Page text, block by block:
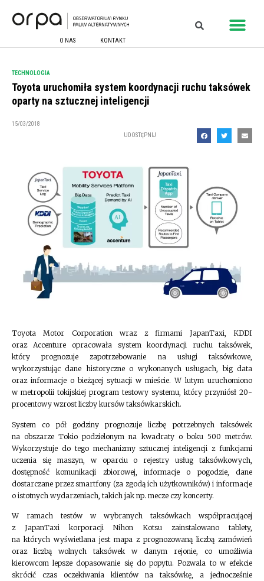
O NAS KONTAKT
TECHNOLOGIA
Toyota uruchomiła system koordynacji ruchu taksówek
oparty na sztucznej inteligencji
15/03/2018
UDOSTĘPNIJ
Toyota Motor Corporation wraz z firmami JapanTaxi, KDDI
oraz Accenture opracowała system koordynacji ruchu taksówek,
który prognozuje zapotrzebowanie na usługi taksówkowe,
wykorzystując dane historyczne o wykonanych usługach, big data
oraz informacje o bieżącej sytuacji w mieście. W lutym uruchomiono
w metropolii tokijskiej program testowy systemu, który przyniósł 20-
procentowy wzrost liczby kursów taksówkarskich.
System co pół godziny prognozuje liczbę potrzebnych taksówek
na obszarze Tokio podzielonym na kwadraty o boku 500 metrów.
Wykorzystuje do tego mechanizmy sztucznej inteligencji z funkcjami
uczenia się maszyn, w oparciu o rejestry usług taksówkowych,
dostępność komunikacji zbiorowej, informacje o pogodzie, dane
dostarczane przez smartfony (za zgodą ich użytkowników) i informacje
o istotnych wydarzeniach, takich jak np. mecze czy koncerty.
W ramach testów w wybranych taksówkach współpracującej
z JapanTaxi korporacji Nihon Kotsu zainstalowano tablety,
na których wyświetlana jest mapa z prognozowaną liczbą zamówień
oraz liczbą wolnych taksówek w danym rejonie, co umożliwia
kierowcom lepsze dopasowanie się do popytu. Pozwala to w efekcie
skrócić czas oczekiwania klientów na taksówkę, a jednocześnie